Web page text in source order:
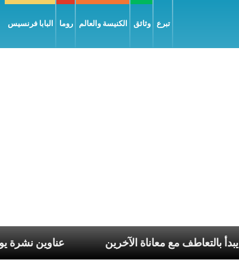
البابا فرنسيس روما الكنيسة والعالم وثائق تبرع
عناوين السلام يبدأ بالتعاطف مع معاناة الآخرين